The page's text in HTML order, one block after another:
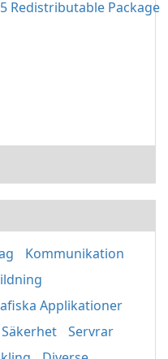
Kommunikation
Applikationer
Säkerhet
Servrar